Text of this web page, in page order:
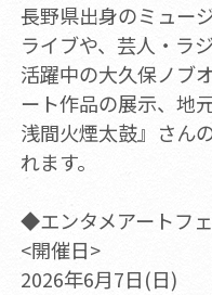
長野県出身のミュー
ライブや、芸人・ラ
活躍中の大久保ノブ
ート作品の展示、地
浅間火煙太鼓』さん
れます。
◆エンタメアートフ
<開催日>
2026年6月7日(日)